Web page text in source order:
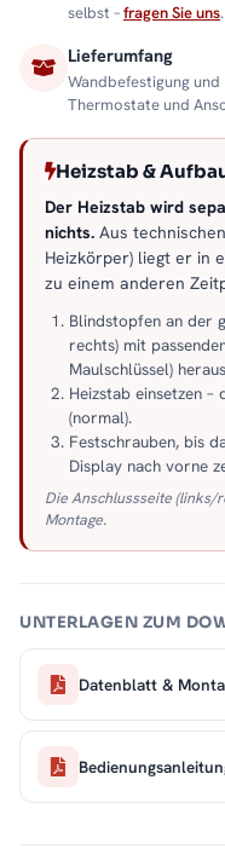
selbst –fragen Sie uns.
Lieferumfang
Wandbefestigung
Thermostate und
Heizstab &
Der Heizstab wird
nichts. Aus
Heizkörper) liegt er in
zu einem anderen
Blindstopfen an der
rechts) mit
Maulschlüssel)
Heizstab einsetzen
(normal).
Festschrauben, bis
Display nach vorne
Die Anschlussseite (links/
Montage.
UNTERLAGEN ZUM
Datenblatt &